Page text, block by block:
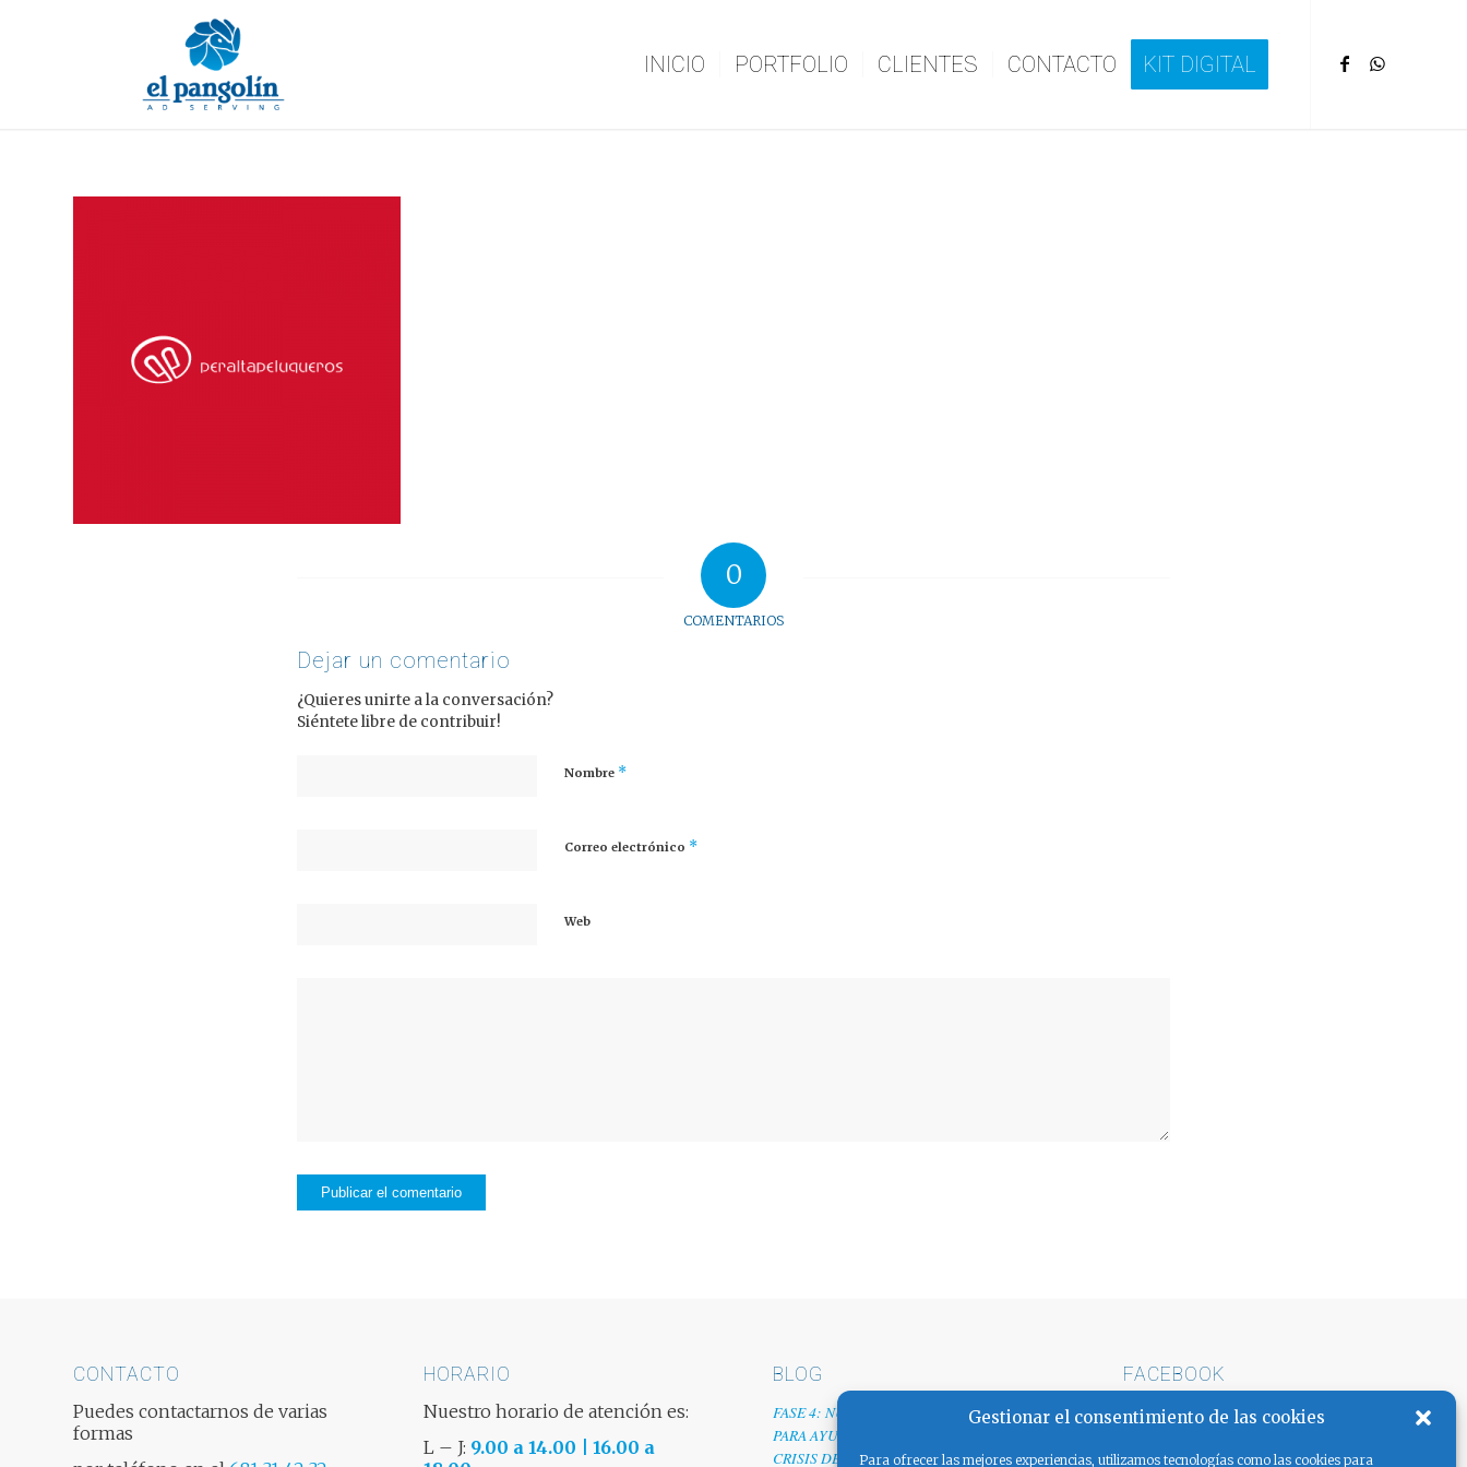
Gestionar el consentimiento de las cookies
Para ofrecer las mejores experiencias, utilizamos tecnologías como las cookies para
INICIO PORTFOLIO CLIENTES CONTACTO KIT DIGITAL
0
COMENTARIOS
Dejar un comentario
¿Quieres unirte a la conversación?
Siéntete libre de contribuir!
Nombre *
Correo electrónico *
Web
CONTACTO
Puedes contactarnos de varias
formas
HORARIO
Nuestro horario de atención es:
L – J: 9.00 a 14.00 | 16.00 a
BLOG
FASE 4: NUESTRO GRANITO DE ARENA
PARA AYUDAR A EMPRESAS TRAS LA
CRISIS DEL COVID-19
FACEBOOK